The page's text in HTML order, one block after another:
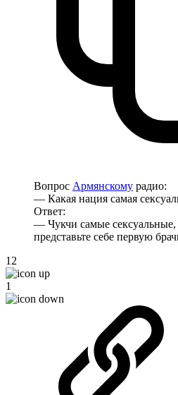
Вопрос Армянскому радио:
— Какая нация самая
Ответ:
— Чукчи самые сексуальные,
представьте себе первую
12
1